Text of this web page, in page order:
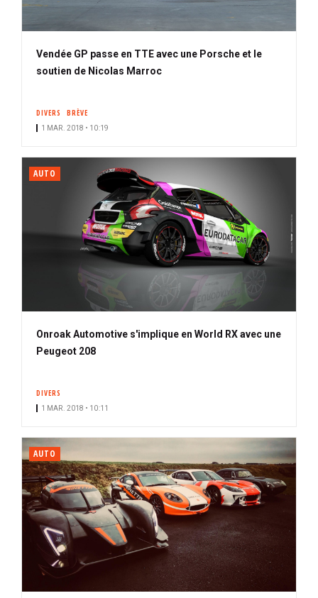
Vendée GP passe en TTE avec une Porsche et le
soutien de Nicolas Marroc
DIVERS BRÈVE
1 MAR. 2018 • 10:19
AUTO
Onroak Automotive s'implique en World RX avec une
Peugeot 208
DIVERS
1 MAR. 2018 • 10:11
AUTO